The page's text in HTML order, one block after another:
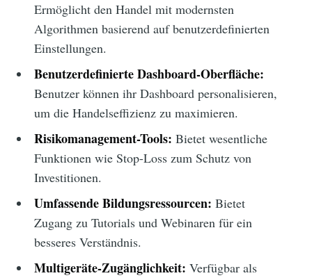
Ermöglicht den Handel mit modernsten
Algorithmen basierend auf benutzerdefinierten
Einstellungen.
Benutzerdefinierte Dashboard-Oberfläche:
Benutzer können ihr Dashboard personalisieren,
um die Handelseffizienz zu maximieren.
Risikomanagement-Tools: Bietet wesentliche
Funktionen wie Stop-Loss zum Schutz von
Investitionen.
Umfassende Bildungsressourcen: Bietet
Zugang zu Tutorials und Webinaren für ein
besseres Verständnis.
Multigeräte-Zugänglichkeit: Verfügbar als